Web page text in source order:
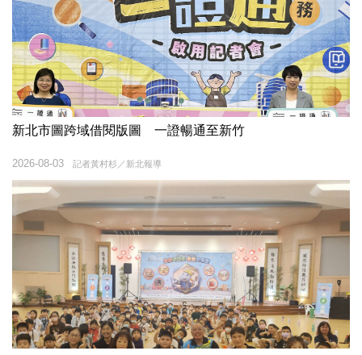
新北市圖跨域借閱版圖 一證暢通至新竹
記者黃村杉／新北報導
2026-08-03